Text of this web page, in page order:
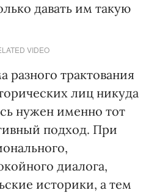
давать им такую
VIDEO
разного трактования
лиц никуда
нужен именно тот
подход. При
диалога,
историки, а тем